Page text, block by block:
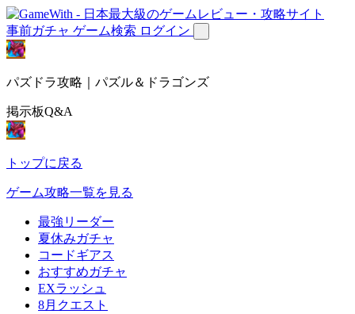
事前ガチャ ゲーム検索 ログイン
パズドラ攻略｜パズル＆ドラゴンズ
掲示板Q&A
トップに戻る
ゲーム攻略一覧を見る
最強リーダー
夏休みガチャ
コードギアス
おすすめガチャ
EXラッシュ
8月クエスト